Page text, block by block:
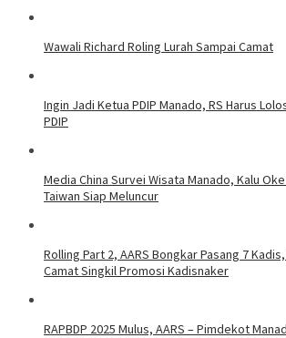
Wawali Richard Roling Lurah Sampai Camat
Ingin Jadi Ketua PDIP Manado, RS Harus
PDIP
Media China Survei Wisata Manado, Kalu
Taiwan Siap Meluncur
Rolling Part 2, AARS Bongkar Pasang 7
Camat Singkil Promosi Kadisnaker
RAPBDP 2025 Mulus, AARS – Pimdekot